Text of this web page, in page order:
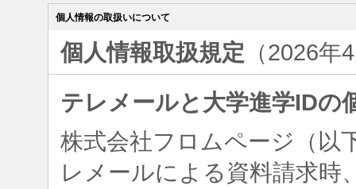
個人情報の取扱いについて
個人情報取扱規定 （2026
テレメールと大学進学IDの
株式会社フロムページ（以
レメールによる資料請求時